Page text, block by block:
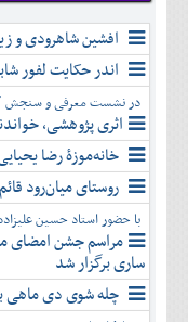
بهمن
اسفند
آذر
دی
بهمن
اسفند
مهر
آبان
آذر
دی
بهمن
اسفند
افشین شاهرودی و
اندر حکایت لفور
در نشست معرفی و سنجش
اثری پژوهشی،
خانه‌موزۀ رضا
روستای میان‌رود
با حضور استاد حسین
مراسم جشن امضای
ساری برگزار شد
چله شوی دی ماهی